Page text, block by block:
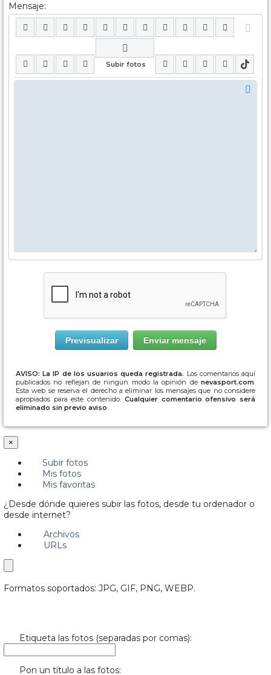
Mensaje:
AVISO: La IP de los usuarios queda registrada. Los comentarios aquí
publicados no reflejan de ningún modo la opinión de nevasport.com
Esta web se reserva el derecho a eliminar los mensajes que no considere
apropiados para este contenido. Cualquier comentario ofensivo será
eliminado sin previo aviso
×
Subir fotos
Mis fotos
Mis favoritas
¿Desde dónde quieres subir las fotos, desde tu ordenador o
desde internet?
Archivos
URLs
Formatos soportados: JPG, GIF, PNG, WEBP.
Etiqueta las fotos (separadas por comas):
Pon un título a las fotos: